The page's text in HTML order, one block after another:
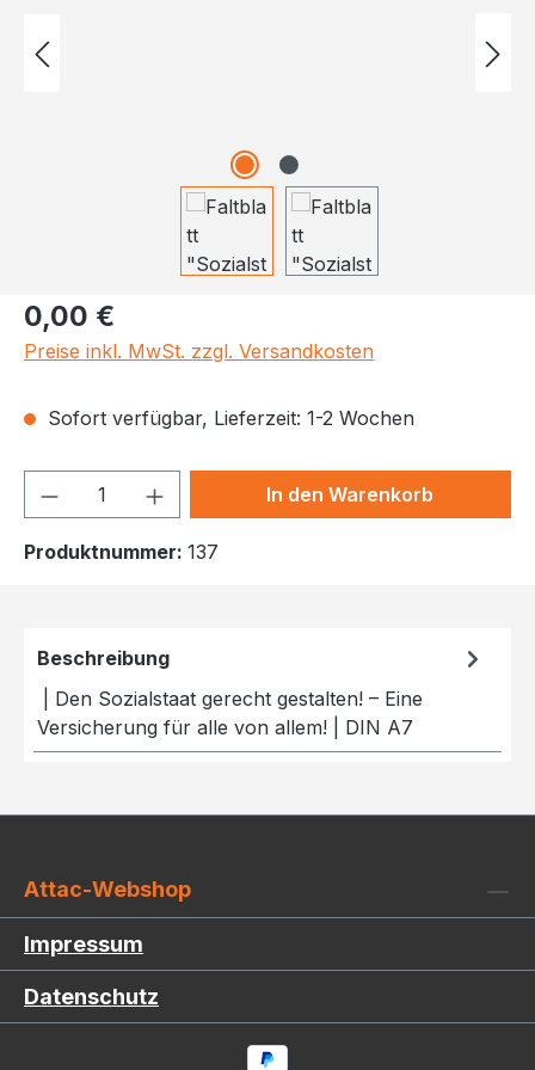
Regulärer Preis:
0,00 €
Preise inkl. MwSt. zzgl. Versandkosten
Sofort verfügbar, Lieferzeit: 1-2 Wochen
Produkt Anzahl: Gib denIn den Warenkorb
Produktnummer: 137
Beschreibung
| Den Sozialstaat gerecht gestalten! – Eine
Versicherung für alle von allem! | DIN A7
Attac-Webshop
Impressum
Datenschutz